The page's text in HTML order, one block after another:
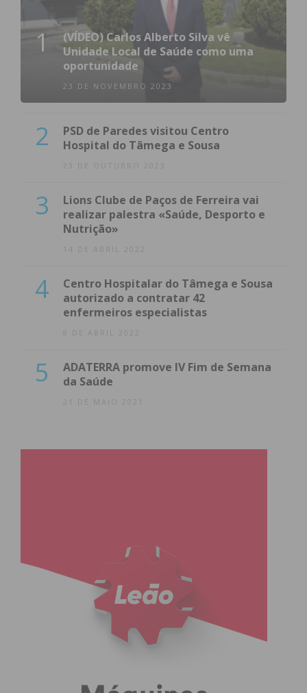
1
(VÍDEO) Carlos Alberto Silva vê
Unidade Local de Saúde como uma
oportunidade
23 DE NOVEMBRO 2023
2
PSD de Paredes visitou Centro
Hospital do Tâmega e Sousa
23 DE OUTUBRO 2023
3
Lions Clube de Paços de Ferreira vai
realizar palestra «Saúde, Desporto e
Nutrição»
14 DE ABRIL 2022
4
Centro Hospitalar do Tâmega e Sousa
autorizado a contratar 42
enfermeiros especialistas
8 DE ABRIL 2022
5
ADATERRA promove IV Fim de Semana
da Saúde
21 DE MAIO 2021